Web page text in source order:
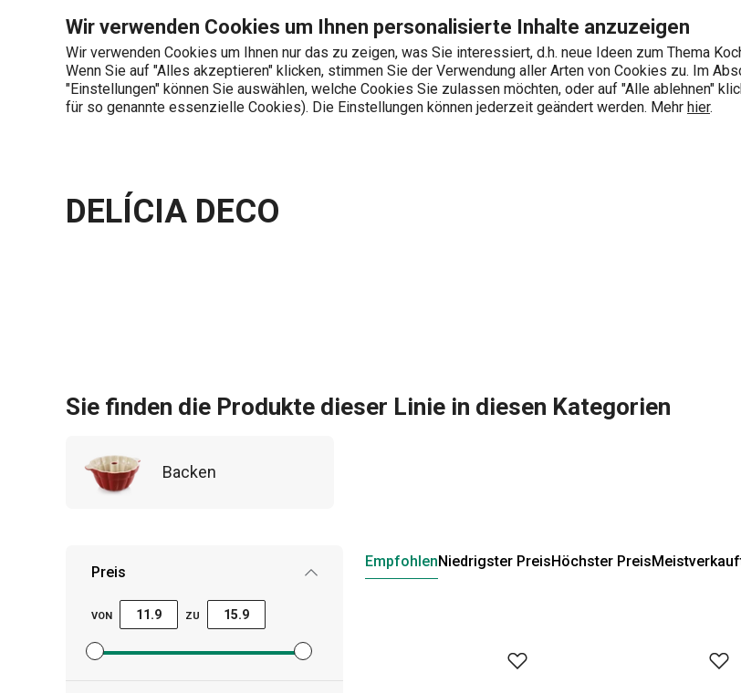
Wir verwenden Cookies um Ihnen personalisierte Inhalte anzuzeigen
Wir verwenden Cookies um Ihnen nur das zu zeigen, was Sie interessiert, d.h. neue Ideen zum Thema
Wenn Sie auf "Alles akzeptieren" klicken, stimmen Sie der Verwendung aller Arten von Cookies zu. Im
"Einstellungen" können Sie auswählen, welche Cookies Sie zulassen möchten, oder auf "Alle ablehnen"
für so genannte essenzielle Cookies). Die Einstellungen können jederzeit geändert werden. Mehr hier.
Zum Hauptinhalt springen
Zur Suche springen
Zur Navigation springen
Produktkategorien +436 703 082 960
Mo-Fr 08:00-16:00
Wonach suchen Sie?
DELÍCIA DECO
Sie finden die Produkte dieser Linie in diesen Kategorien
Backen
Preis
VON ZU
Mindestpreisfilter festlegen
Höchstpreisfilter festlegen
EmpfohlenNiedrigster PreisHöchster Preis